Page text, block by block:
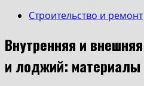
Строительство и ремонт
Внутренняя и
и лоджий: материалы